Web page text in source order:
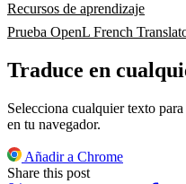
Recursos de aprendizaje
Prueba OpenL French
Traduce en
Selecciona cualquier texto
en tu navegador.
Añadir a Chrome
Share this post